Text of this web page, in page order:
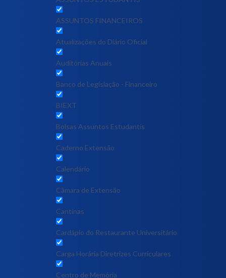
ASSUNTOS FINANCEIROS
Atualizações do Diário Oficial
Auditórias Anuais
Banco de Legislação - Financeiro
BIEXT
Bolsas Assuntos Estudantis
Caderno Extensão
Calendário
Câmara de Extensão
Cantinas
Cardápio do Restaurante Universitário
Carga Horária Diretrizes Curriculares
Centro de Memória